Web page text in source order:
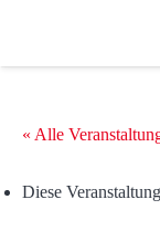
« Alle
Diese